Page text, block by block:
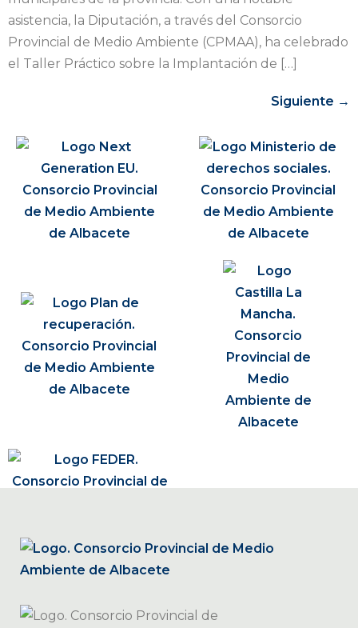
asistencia, la Diputación, a través del Consorcio
Provincial de Medio Ambiente (CPMAA), ha celebrado
el Taller Práctico sobre la Implantación de […]
Siguiente →